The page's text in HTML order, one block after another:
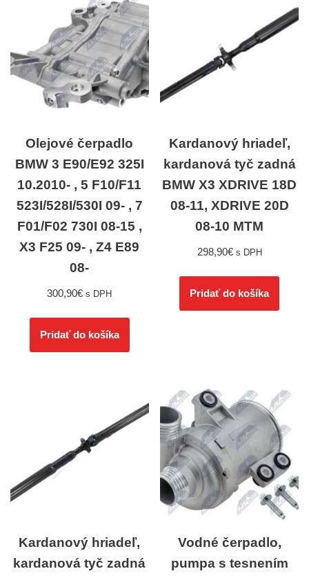
Olejové čerpadlo
BMW 3 E90/E92 325I
10.2010- , 5 F10/F11
523I/528I/530I 09- , 7
F01/F02 730I 08-15 ,
X3 F25 09- , Z4 E89
08-
300,90€ s DPH
Pridať do košíka
Kardanový hriadeľ,
kardanová tyč zadná
BMW X3 XDRIVE 18D
08-11, XDRIVE 20D
08-10 MTM
298,90€ s DPH
Pridať do košíka
Kardanový hriadeľ,
kardanová tyč zadná
Vodné čerpadlo,
pumpa s tesnením